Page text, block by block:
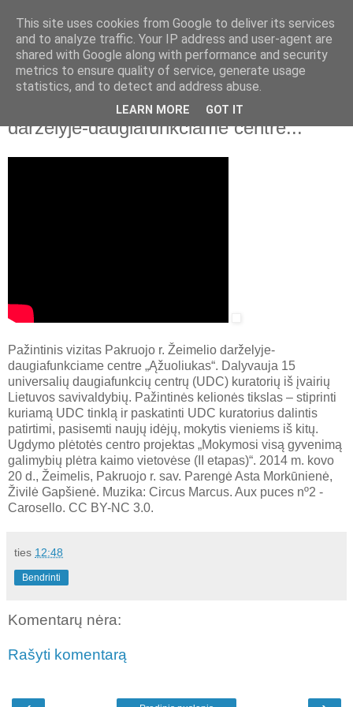
2014 m. kovo 20 d., ketvirtadienis
Pažintinis vizitas Pakruojo r. Žeimelio
darželyje-daugiafunkciame centre...
Pažintinis vizitas Pakruojo r. Žeimelio darželyje-
daugiafunkciame centre „Ąžuoliukas“. Dalyvauja 15
universalių daugiafunkcių centrų (UDC) kuratorių iš įvairių
Lietuvos savivaldybių. Pažintinės kelionės tikslas – stiprinti
kuriamą UDC tinklą ir paskatinti UDC kuratorius dalintis
patirtimi, pasisemti naujų idėjų, mokytis vieniems iš kitų.
Ugdymo plėtotės centro projektas „Mokymosi visą gyvenimą
galimybių plėtra kaimo vietovėse (II etapas)“. 2014 m. kovo
20 d., Žeimelis, Pakruojo r. sav. Parengė Asta Morkūnienė,
Živilė Gapšienė. Muzika: Circus Marcus. Aux puces nº2 -
Carosello. CC BY-NC 3.0.
ties 12:48
Bendrinti
Komentarų nėra:
Rašyti komentarą
This site uses cookies from Google to deliver its services
and to analyze traffic. Your IP address and user-agent are
shared with Google along with performance and security
metrics to ensure quality of service, generate usage
statistics, and to detect and address abuse.
LEARN MORE GOT IT